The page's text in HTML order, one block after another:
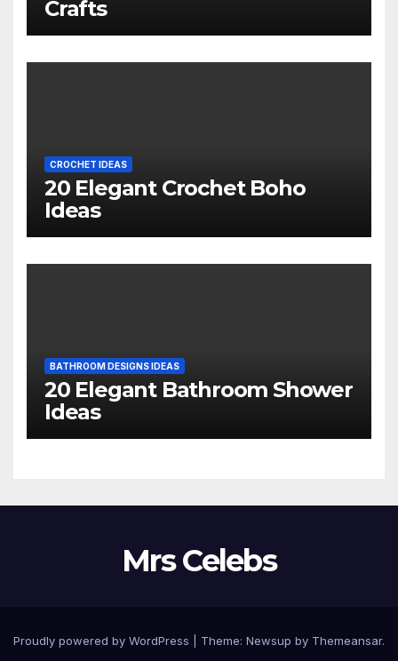
Crafts
CROCHET IDEAS
20 Elegant Crochet Boho
Ideas
BATHROOM DESIGNS IDEAS
20 Elegant Bathroom Shower
Ideas
Mrs Celebs
Proudly powered by WordPress Theme: Newsup by Themeansar.